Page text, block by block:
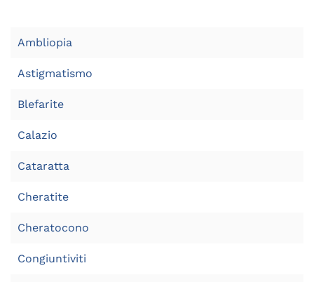
Ambliopia
Astigmatismo
Blefarite
Calazio
Cataratta
Cheratite
Cheratocono
Congiuntiviti